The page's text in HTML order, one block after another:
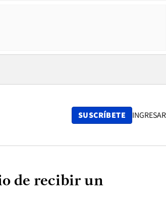
SUSCRÍBETE INGRESAR
de recibir un